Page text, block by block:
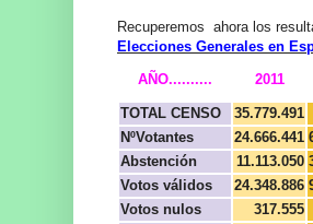
Recuperemos ahora los
Elecciones Generales en
AÑO..........
2011
TOTAL CENSO 35.779.491
NºVotantes
24.666.441
Abstención
11.113.050
Votos válidos
24.348.886
Votos nulos
317.555